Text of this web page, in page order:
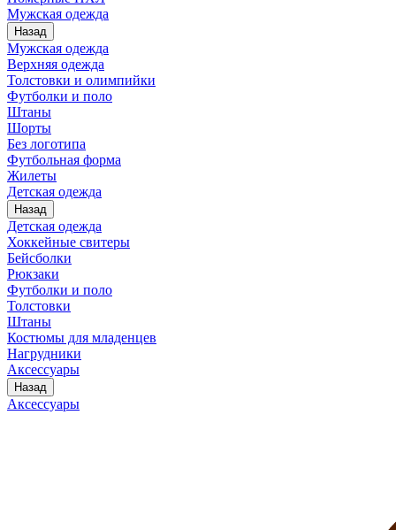
Мужская одежда
Назад
Мужская одежда
Верхняя одежда
Толстовки и олимпийки
Футболки и поло
Штаны
Шорты
Без логотипа
Футбольная форма
Жилеты
Детская одежда
Назад
Детская одежда
Хоккейные свитеры
Бейсболки
Рюкзаки
Футболки и поло
Толстовки
Штаны
Костюмы для младенцев
Нагрудники
Аксессуары
Назад
Аксессуары